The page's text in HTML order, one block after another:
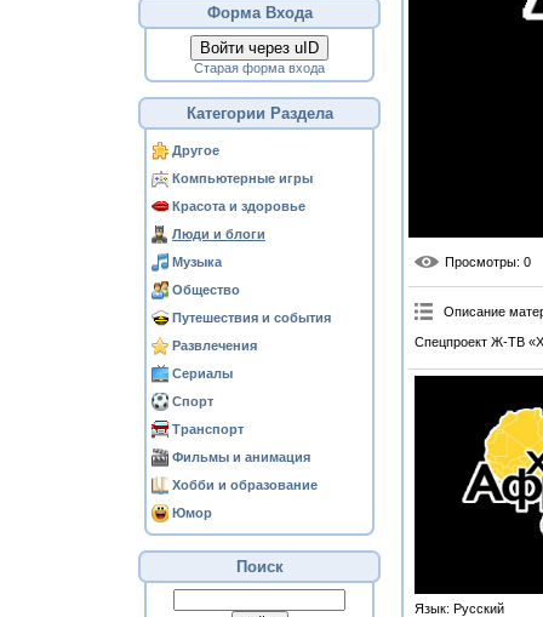
Форма Входа
Войти через uID
Старая форма входа
Категории Раздела
Другое
Компьютерные игры
Красота и здоровье
Люди и блоги
Музыка
Общество
Путешествия и события
Развлечения
Сериалы
Спорт
Транспорт
Фильмы и анимация
Хобби и образование
Юмор
Поиск
Просмотры: 0
Описание
Спецпроект Ж-ТВ
Язык: Русский